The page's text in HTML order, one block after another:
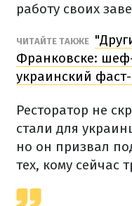
работу своих
ЧИТАЙТЕ ТАКЖЕ
Франковске:
украинский
Ресторатор не
стали для
но он призвал
тех, кому сейчас